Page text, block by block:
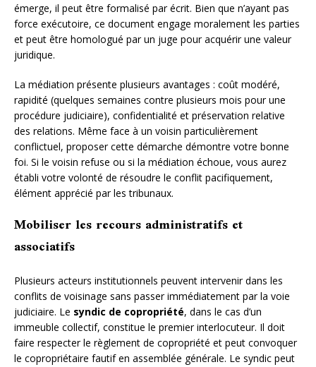
émerge, il peut être formalisé par écrit. Bien que n’ayant pas
force exécutoire, ce document engage moralement les parties
et peut être homologué par un juge pour acquérir une valeur
juridique.
La médiation présente plusieurs avantages : coût modéré,
rapidité (quelques semaines contre plusieurs mois pour une
procédure judiciaire), confidentialité et préservation relative
des relations. Même face à un voisin particulièrement
conflictuel, proposer cette démarche démontre votre bonne
foi. Si le voisin refuse ou si la médiation échoue, vous aurez
établi votre volonté de résoudre le conflit pacifiquement,
élément apprécié par les tribunaux.
Mobiliser les recours administratifs et
associatifs
Plusieurs acteurs institutionnels peuvent intervenir dans les
conflits de voisinage sans passer immédiatement par la voie
judiciaire. Le syndic de copropriété, dans le cas d’un
immeuble collectif, constitue le premier interlocuteur. Il doit
faire respecter le règlement de copropriété et peut convoquer
le copropriétaire fautif en assemblée générale. Le syndic peut